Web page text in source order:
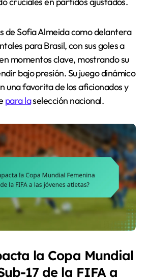
de Sofia Almeida como delantera
para Brasil, con sus goles a
momentos clave, mostrando su
bajo presión. Su juego dinámico
una favorita de los aficionados y
para laselección nacional.
la Copa Mundial
17 de la FIFA a